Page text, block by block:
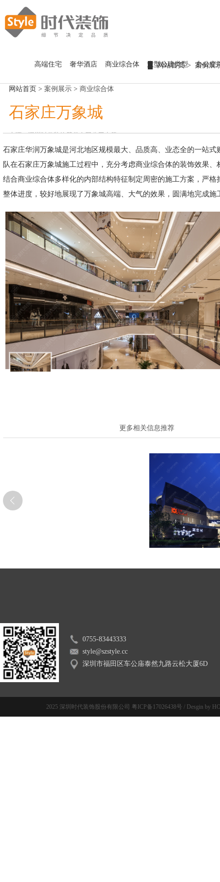
走进时代
企业文化
荣誉资质
核心优势
合作伙伴
奢华酒店
商业综合体
大型公建类型
办公空间
幕墙园林
新闻中心
企业动态
人力资源
人才理念
人才战略
招贤纳士
联系我们
招采平台
廉政举报投诉
留言板
网站首页 案例展
高端住宅 奢华酒店 商业综合体 大型公建类型 办公空
网站首页 > 案例展示> 商业综合体
石家庄万象城
来源：深圳时代装饰股份有限公司点赞：0
石家庄华润万象城是河北地区规模最大、品质高、业态全的一站式
队在石家庄万象城施工过程中，充分考虑商业综合体的装饰效果、
结合商业综合体多样化的内部结构特征制定周密的施工方案，严格
整体进度，较好地展现了万象城高端、大气的效果，圆满地完成施
更多相关信息推荐
2025 深圳时代装饰股份有限公司 粤ICP备17026438号 / Desgin by
0755-83443333
style@szstyle.cc
深圳市福田区车公庙泰然九路云松大厦6D